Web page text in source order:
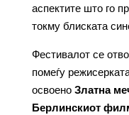
аспектите што го
токму блиската
Фестивалот се
помеѓу
освоено Златна
Берлинскиот